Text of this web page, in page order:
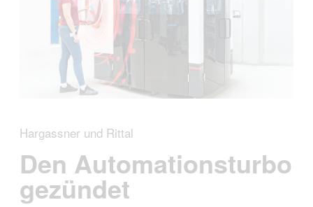
Hargassner und Rittal
Den Automationsturbo
gezündet